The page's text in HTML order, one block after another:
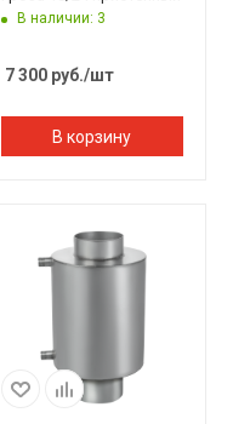
В наличии: 3
7 300руб./шт
В корзину